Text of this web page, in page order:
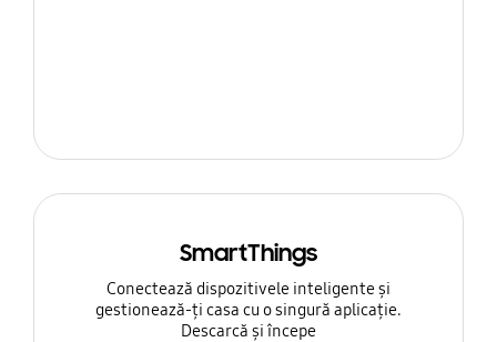
SmartThings
Conectează dispozitivele inteligente și
gestionează-ți casa cu o singură aplicație.
Descarcă și începe